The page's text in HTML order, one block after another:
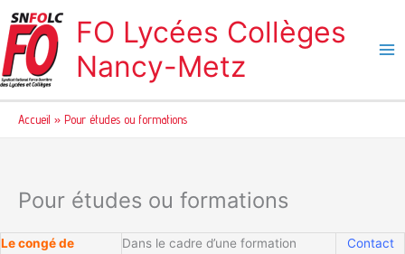
au
contenu
FO Lycées Collèges
Nancy-Metz
Accueil Pour études ou formations
Pour études ou formations
Le congé de
Dans le cadre d’une formation
Contact